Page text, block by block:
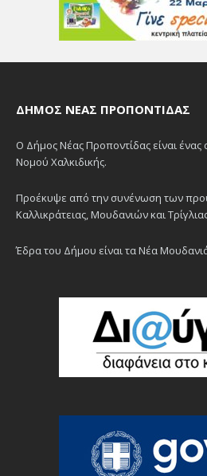
ΔΉΜΟΣ ΝΈΑΣ ΠΡΟΠΟΝΤΊΔΑΣ
Ο Δήμος Νέας Προποντίδας είναι
Νομού Χαλκιδικής.
Προέκυψε από την συνένωση των
Καλλικράτειας, Μουδανιών και
Έδρα του Δήμου είναι τα Νέα